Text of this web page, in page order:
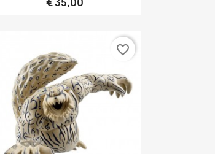
favorite_border